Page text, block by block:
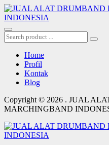
Home
Profil
Kontak
Blog
Copyright © 2026 . JUAL
MARCHINGBAND